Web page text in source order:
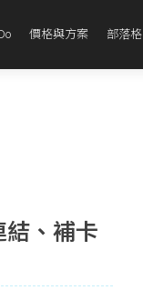
價格與方案 部落格
結、補卡